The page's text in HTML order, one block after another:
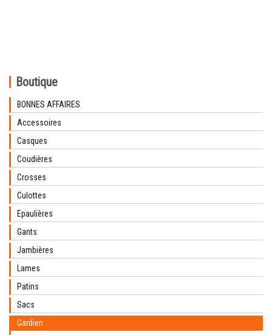
Boutique
BONNES AFFAIRES
Accessoires
Casques
Coudières
Crosses
Culottes
Epaulières
Gants
Jambières
Lames
Patins
Sacs
Gardien